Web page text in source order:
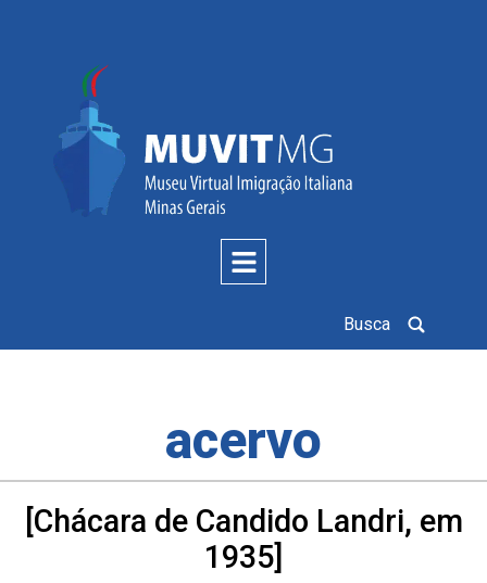
Busca
acervo
[Chácara de Candido Landri, em
1935]